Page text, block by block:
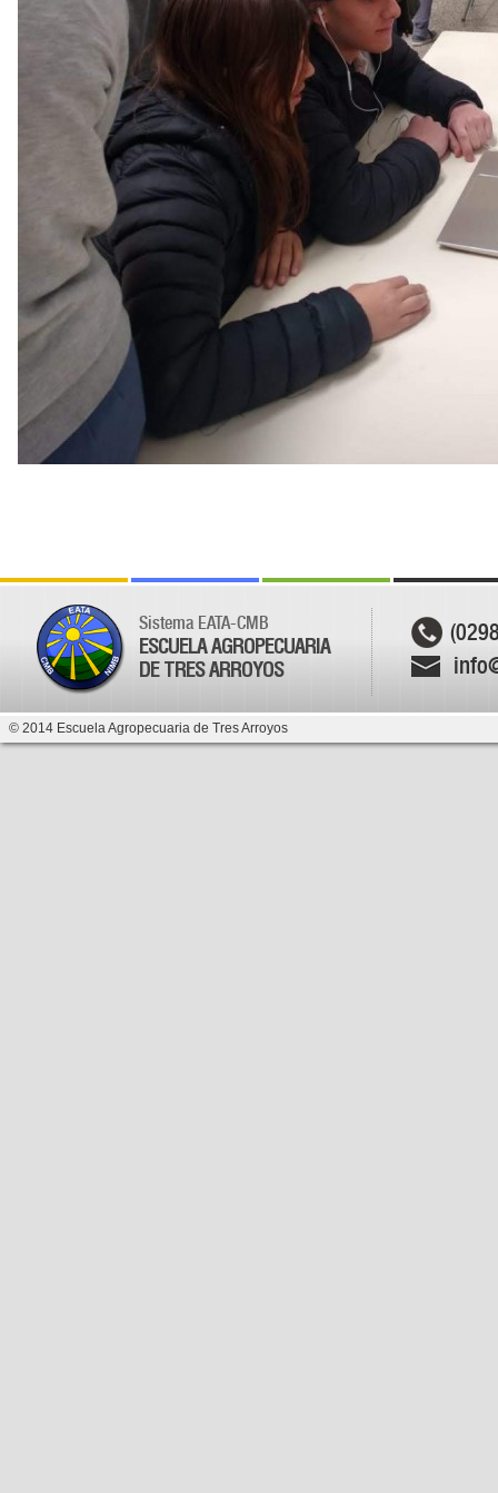
Sistema EATA-CMB
ESCUELA AGROPECUARIA
DE TRES ARROYOS
© 2014 Escuela Agropecuaria de Tres Arroyos